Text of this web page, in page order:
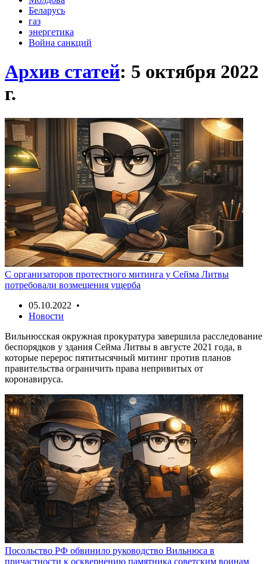
Беларусь
газ
энергетика
Война санкций
Архив статей: 5 октября 2022
г.
С организаторов протестного митинга у Сейма Литвы
потребовали возмещения ущерба
05.10.2022 •
Новости
Вильнюсская окружная прокуратура завершила расследование
беспорядков у здания Сейма Литвы в августе 2021 года, в
которые перерос пятитысячный митинг против планов
правительства ограничить права непривитых от
коронавируса.
Посольство РФ обвинило руководство Вильнюса в
причастности к осквернению памятника советским воинам